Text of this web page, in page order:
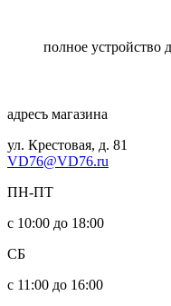
полное устройство
адресъ магазина
ул. Крестовая, д. 81
VD76@VD76.ru
ПН-ПТ
с 10:00 до 18:00
СБ
с 11:00 до 16:00